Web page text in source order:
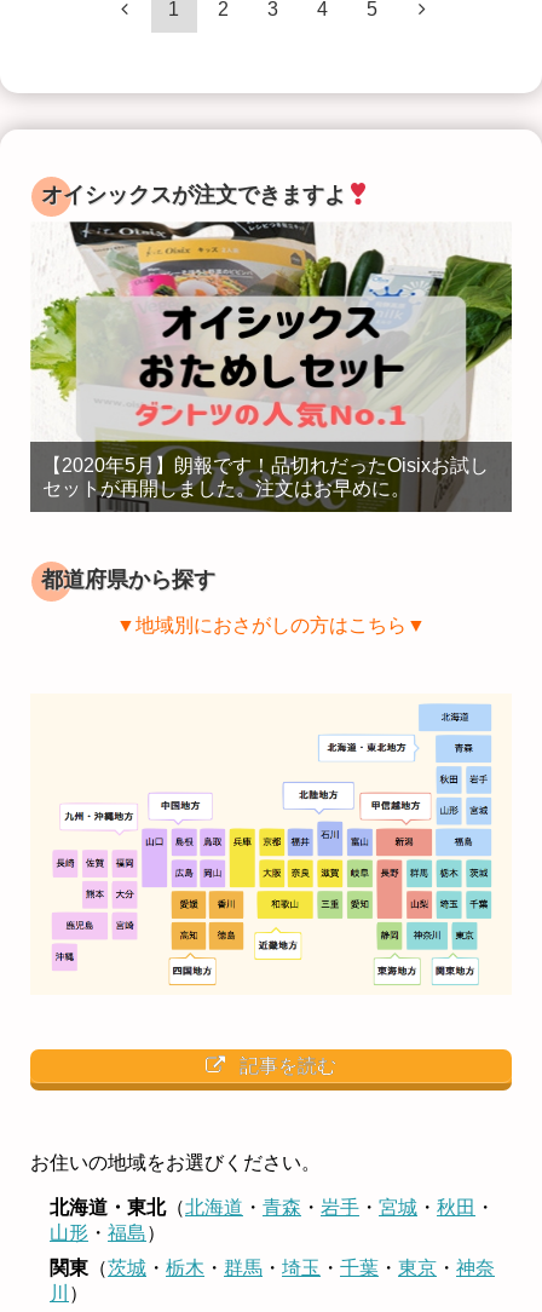
1 2 3 4 5
オイシックスが注文できますよ
【2020年5月】朗報です！品切れだったOisixお試し
セットが再開しました。注文はお早めに。
都道府県から探す
▼地域別におさがしの方はこちら▼
記事を読む
お住いの地域をお選びください。
北海道・東北（北海道 ・ 青森 ・ 岩手 ・ 宮城 ・ 秋田 ・
山形 ・ 福島）
関東 （茨城 ・ 栃木 ・ 群馬 ・ 埼玉 ・ 千葉 ・ 東京 ・ 神奈
川
）